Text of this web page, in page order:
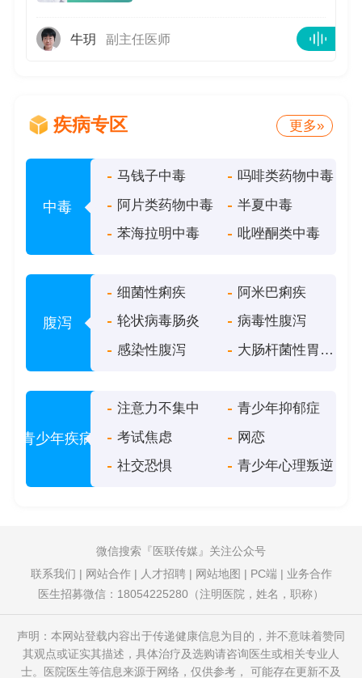
水擦腋窝、脖子、大腿根。药物退烧：按剂量服
布洛芬或对乙酰氨基酚（惊厥时别强行喂药
牛玥 副主任医师
疾病专区 更多»
中毒
马钱子中毒
吗啡类药物中毒
阿片类药物中毒
半夏中毒
苯海拉明中毒
吡唑酮类中毒
腹泻
细菌性痢疾
阿米巴痢疾
轮状病毒肠炎
病毒性腹泻
感染性腹泻
大肠杆菌性胃肠炎
青少年疾病
注意力不集中
青少年抑郁症
考试焦虑
网恋
社交恐惧
青少年心理叛逆
微信搜索 医联传媒
关注公众号
联系我们 | 网站合作| 人才招聘| 网站地图 | PC端| 业务合作
医生招募微信：18054225280（注明医院，姓名，职称）
声明：本网站登载内容出于传递健康信息为目的，并不意味着赞同
其观点或证实其描述，具体治疗及选购请咨询医生或相关专业人
士。医院医生等信息来源于网络，仅供参考， 可能存在更新不及